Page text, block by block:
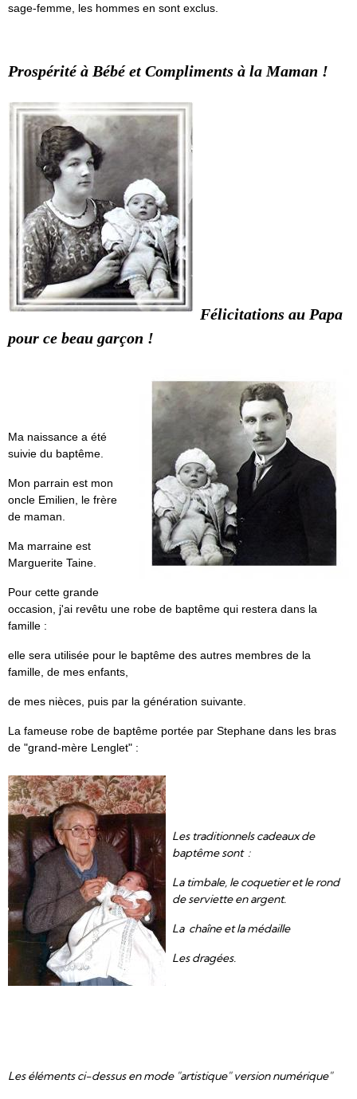
sage-femme, les hommes en sont exclus.
Prospérité à Bébé et Compliments à la Maman !
Félicitations au Papa
pour ce beau garçon !
Ma naissance a été
suivie du baptême.
Mon parrain est mon
oncle Emilien, le frère
de maman.
Ma marraine est
Marguerite Taine.
Pour cette grande
occasion, j'ai revêtu une robe de baptême qui restera dans la
famille :
elle sera utilisée pour le baptême des autres membres de la
famille, de mes enfants,
de mes nièces, puis par la génération suivante.
La fameuse robe de baptême portée par Stephane dans les bras
de "grand-mère Lenglet" :
Les traditionnels cadeaux de
baptême sont :
La timbale, le coquetier et le rond
de serviette en argent.
La chaîne et la médaille
Les dragées.
Les éléments ci-dessus en mode "artistique" version numérique"